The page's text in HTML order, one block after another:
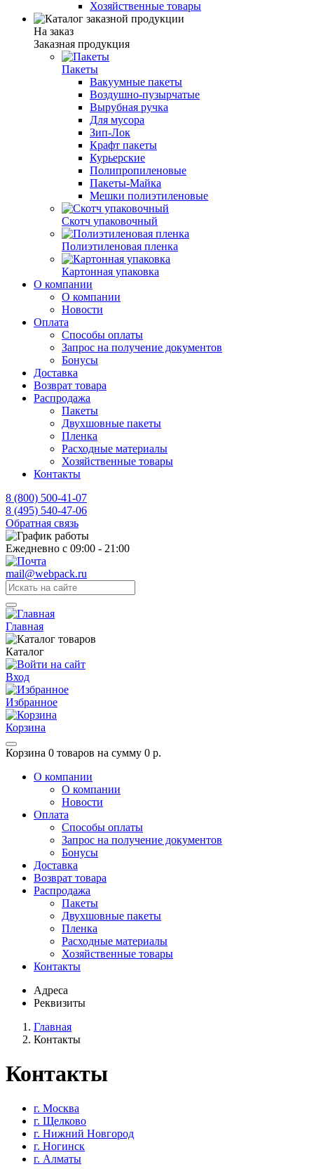
Хозяйственные товары
На заказ
Заказная продукция
Пакеты
Вакуумные пакеты
Воздушно-пузырчатые
Вырубная ручка
Для мусора
Зип-Лок
Крафт пакеты
Курьерские
Полипропиленовые
Пакеты-Майка
Мешки полиэтиленовые
Скотч упаковочный
Полиэтиленовая пленка
Картонная упаковка
О компании
О компании
Новости
Оплата
Способы оплаты
Запрос на получение документов
Бонусы
Доставка
Возврат товара
Распродажа
Пакеты
Двухшовные пакеты
Пленка
Расходные материалы
Хозяйственные товары
Контакты
8 (800) 500-41-07
8 (495) 540-47-06
Обратная связь
Ежедневно с 09:00 - 21:00
mail@webpack.ru
Главная
Каталог
Вход
Избранное
Корзина
Корзина 0 товаров на сумму 0 р.
О компании
О компании
Новости
Оплата
Способы оплаты
Запрос на получение документов
Бонусы
Доставка
Возврат товара
Распродажа
Пакеты
Двухшовные пакеты
Пленка
Расходные материалы
Хозяйственные товары
Контакты
Адреса
Реквизиты
Главная
Контакты
Контакты
г. Москва
г. Щелково
г. Нижний Новгород
г. Ногинск
г. Алматы